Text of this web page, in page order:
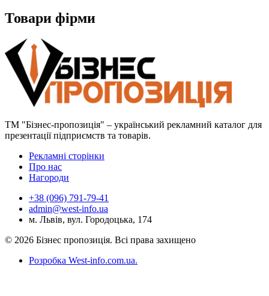
Товари фірми
ТМ "Бізнес-пропозиція" – український рекламний каталог для
презентації підприємств та товарів.
Рекламні сторінки
Про нас
Нагороди
+38 (096) 791-79-41
admin@west-info.ua
м. Львів, вул. Городоцька, 174
© 2026 Бізнес пропозиція. Всі права захищено
Розробка West-info.com.ua.